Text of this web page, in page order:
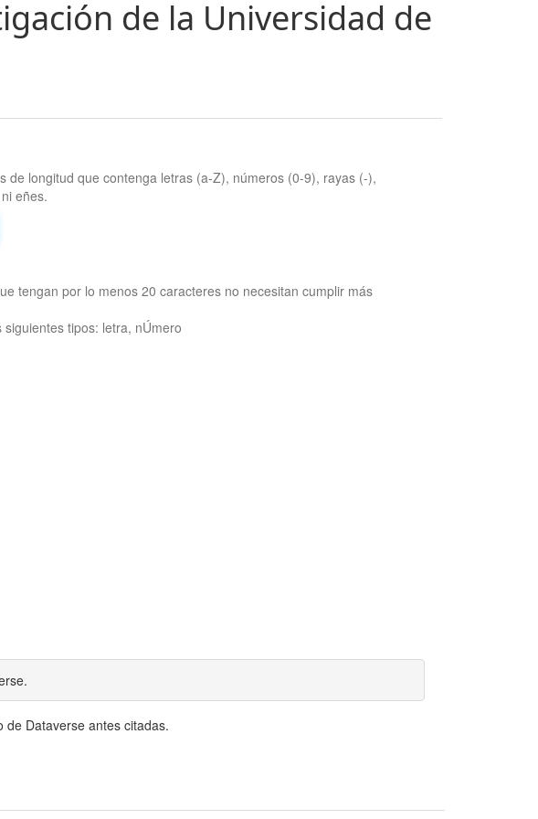
de la Universidad de
longitud que contenga letras (a-Z), números (0-9), rayas (-),
eñes.
tengan por lo menos 20 caracteres no necesitan cumplir más
tipos: letra, nÚmero
de Dataverse antes citadas.